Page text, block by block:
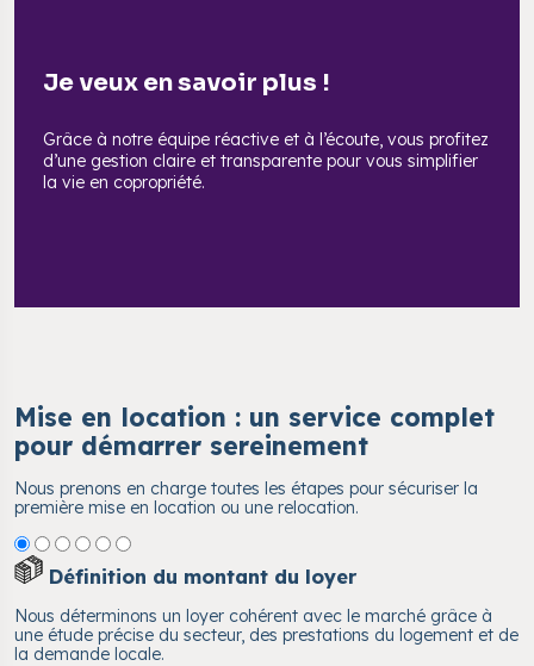
Je veux en savoir plus !
Grâce à notre équipe réactive et à l’écoute, vous profitez
d’une gestion claire et transparente pour vous simplifier
la vie en copropriété.
Mise en location : un service complet
pour démarrer sereinement
Nous prenons en charge toutes les étapes pour sécuriser la
première mise en location ou une relocation.
Définition du montant du loyer
Nous déterminons un loyer cohérent avec le marché grâce à
une étude précise du secteur, des prestations du logement et de
la demande locale.